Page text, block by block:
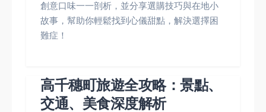
創意口味一一剖析，並分享選購技巧與在地小
故事，幫助你輕鬆找到心儀甜點，解決選擇困
難症！
高千穗町旅遊全攻略：景點、
交通、美食深度解析